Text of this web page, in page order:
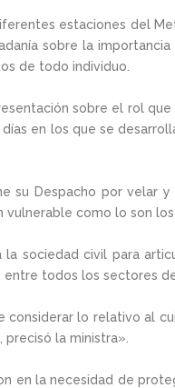
estaciones del
sobre la
de todo individuo.
sobre el rol
en los que se
su Despacho por velar
como lo son los
sociedad civil para
todos los sectores
considerar lo relativo al
la ministra».
en la necesidad de